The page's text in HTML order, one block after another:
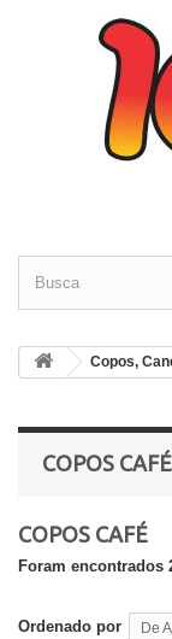
Copos,
COPOS CAFÉ
COPOS CAFÉ
Foram encontrados
Ordenado por De